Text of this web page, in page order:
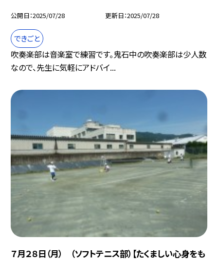
公開日 2025/07/28 更新日 2025/07/28
できごと
吹奏楽部は音楽室で練習です。鬼石中の吹奏楽部は少人数
なので、先生に気軽にアドバイ...
７月２８日（月） （ソフトテニス部）【たくましい心身をも